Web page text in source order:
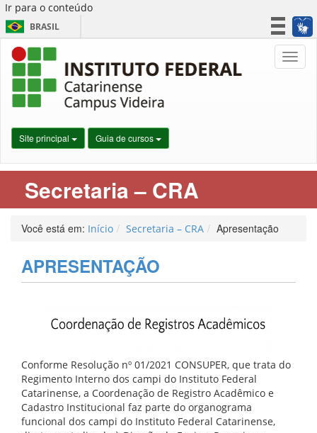
Ir para o conteúdo
BRASIL
Simplifique!
Site principal Guia de cursos
Secretaria – CRA
Você está em: Início Secretaria – CRA Apresentação
APRESENTAÇÃO
Conforme Resolução nº 01/2021 CONSUPER, que trata do
Regimento Interno dos campi do Instituto Federal
Catarinense, a Coordenação de Registro Acadêmico e
Cadastro Institucional faz parte do organograma
funcional dos campi do Instituto Federal Catarinense,